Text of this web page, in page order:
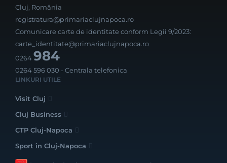
Cluj, România
registratura@primariaclujnapoca.ro
Comunicare carte de identitate conform Legii 9/2023:
carte_identitate@primariaclujnapoca.ro
0264984
0264 596 030 - Centrala telefonica
LINKURI UTILE
Visit Cluj
Cluj Business
CTP Cluj-Napoca
Sport în Cluj-Napoca